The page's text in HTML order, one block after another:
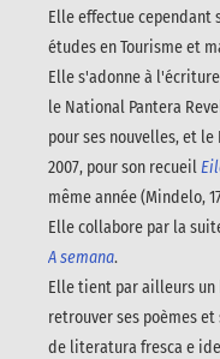
Elle effectue cependant
études en Tourisme et
Elle s'adonne à
le National Pantera
pour ses nouvelles, et
2007, pour son recueil
même année (Mindelo,
Elle collabore par la
A semana.
Elle tient par ailleurs un
retrouver ses poèmes
de literatura fresca e